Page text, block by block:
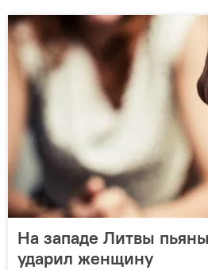
На западе Литвы
ударил женщину